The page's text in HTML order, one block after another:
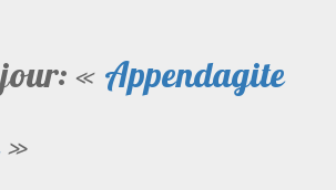
«Appendagite
»